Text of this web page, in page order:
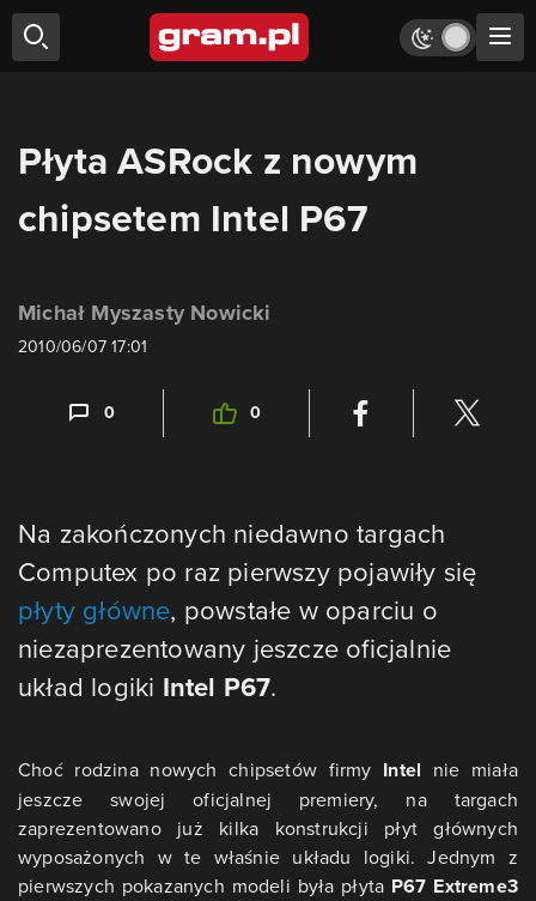
Płyta ASRock z nowym
chipsetem Intel P67
Michał Myszasty Nowicki
2010/06/07 17:01
0 0
Na zakończonych niedawno targach
Computex po raz pierwszy pojawiły się
płyty główne, powstałe w oparciu o
niezaprezentowany jeszcze oficjalnie
układ logiki Intel P67.
Choć rodzina nowych chipsetów firmy Intel nie miała
jeszcze swojej oficjalnej premiery, na targach
zaprezentowano już kilka konstrukcji płyt głównych
wyposażonych w te właśnie układu logiki. Jednym z
pierwszych pokazanych modeli była płyta P67 Extreme3